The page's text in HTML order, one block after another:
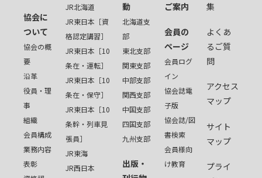
協会に
ついて
協会の概
要
沿革
役員・理
事
組織
会員構成
業務内容
表彰
JR北海道
JR東日本［資
格認定講習］
JR東日本［10
条在・運転］
JR東日本［10
条在・保守］
JR東日本［10
条幹・列車見
張員］
JR東海
JR西日本
動
北海道支
部
東北支部
関東支部
中部支部
関西支部
中国支部
四国支部
九州支部
出版・
ご案内
会員の
ページ
会員ログ
イン
協会誌電
子版
協会誌/図
書検索
会員様向
け教育
集
よくあ
るご質
問
アクセス
マップ
サイト
マップ
プライ